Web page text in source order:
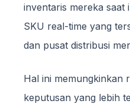
inventaris mereka saat
SKU real-time yang
dan pusat distribusi
Hal ini memungkinkan
keputusan yang lebih